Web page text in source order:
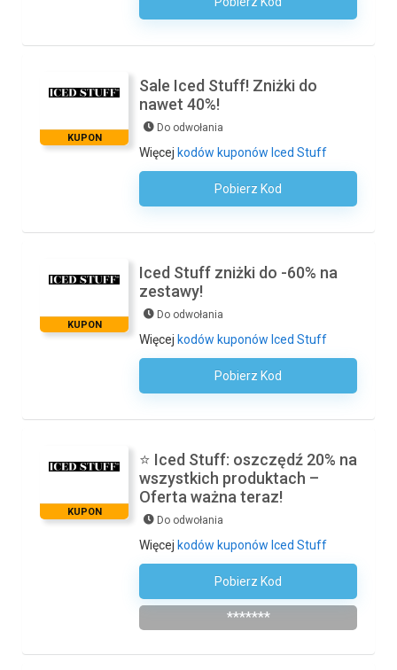
Kod Nie Jest Wymagany
KUPON
Sale Iced Stuff! Zniżki do
nawet 40%!
Do odwołania
Więcej kodów kuponów Iced Stuff
Pobierz Kod
Kod Nie Jest Wymagany
KUPON
Iced Stuff zniżki do -60% na
zestawy!
Do odwołania
Więcej kodów kuponów Iced Stuff
Pobierz Kod
Kod Nie Jest Wymagany
KUPON
⭐ Iced Stuff: oszczędź 20% na
wszystkich produktach –
Oferta ważna teraz!
Do odwołania
Więcej kodów kuponów Iced Stuff
Pobierz Kod
Zapisz Się Do Newslettera
*******